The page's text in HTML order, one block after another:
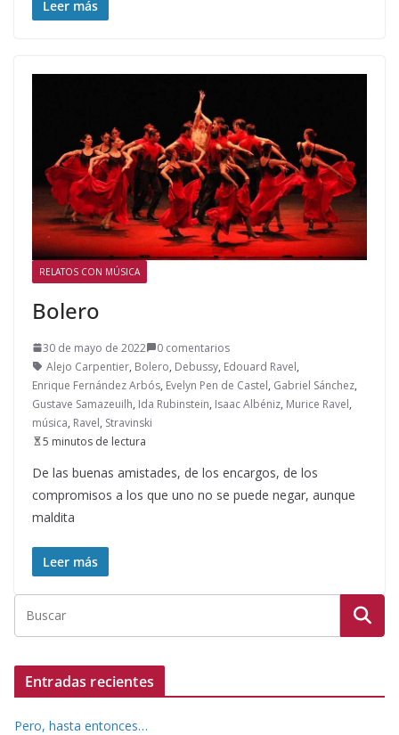
Leer más
RELATOS CON MÚSICA
Bolero
30 de mayo de 2022
0 comentarios
Alejo Carpentier, Bolero, Debussy, Edouard Ravel,
Enrique Fernández Arbós, Evelyn Pen de Castel, Gabriel Sánchez,
Gustave Samazeuilh, Ida Rubinstein, Isaac Albéniz, Murice Ravel,
música, Ravel, Stravinski
5 minutos de lectura
De las buenas amistades, de los encargos, de los
compromisos a los que uno no se puede negar, aunque
maldita
Leer más
Entradas recientes
Pero, hasta entonces…